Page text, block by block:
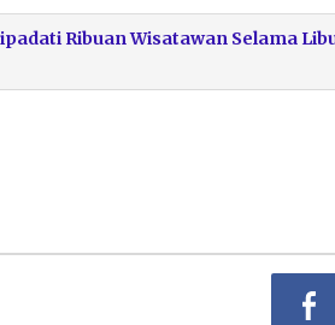
Ribuan Wisatawan Selama